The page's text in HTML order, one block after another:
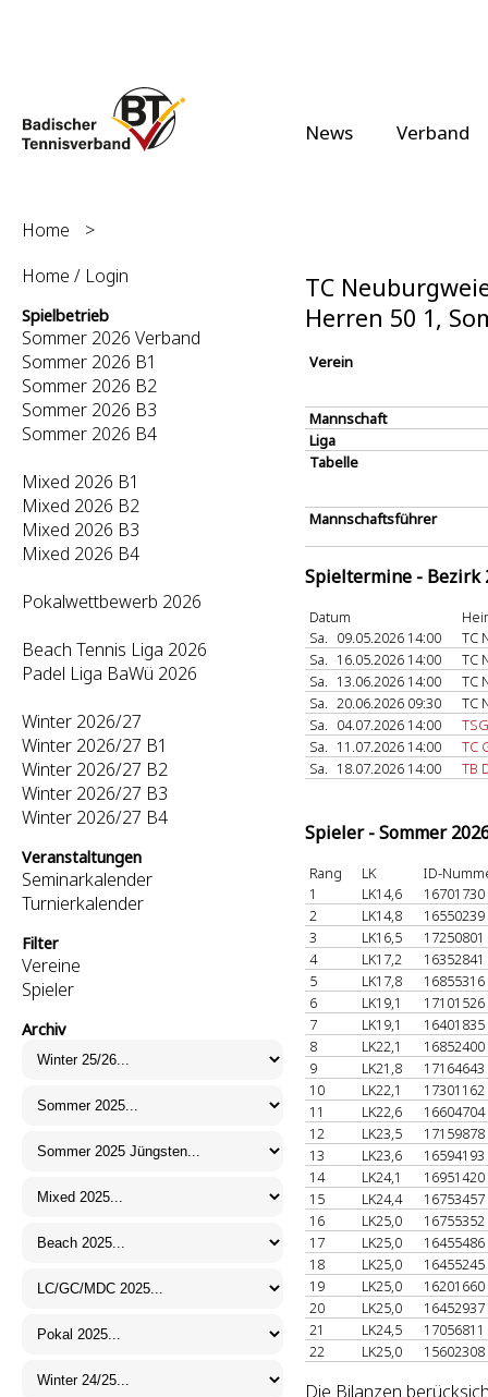
News Verband
Home
>
Home / Login
Spielbetrieb
Sommer 2026 Verband
Sommer 2026 B1
Sommer 2026 B2
Sommer 2026 B3
Sommer 2026 B4
Mixed 2026 B1
Mixed 2026 B2
Mixed 2026 B3
Mixed 2026 B4
Pokalwettbewerb 2026
Beach Tennis Liga 2026
Padel Liga BaWü 2026
Winter 2026/27
Winter 2026/27 B1
Winter 2026/27 B2
Winter 2026/27 B3
Winter 2026/27 B4
Veranstaltungen
Seminarkalender
Turnierkalender
Filter
Vereine
Spieler
Archiv
TC
Herren 50 1,
Verein
Mannschaft
Liga
Tabelle
Mannschaftsführer
Spieltermine - Bezirk
Datum
Sa. 09.05.2026 14:00
TC
Sa. 16.05.2026 14:00
TC
Sa. 13.06.2026 14:00
TC
Sa. 20.06.2026 09:30
TC
Sa. 04.07.2026 14:00
Sa. 11.07.2026 14:00
TC
Sa. 18.07.2026 14:00 TB
Spieler - Sommer
Rang LK
ID-
1
LK14,6
16701730
2
LK14,8
16550239
3
LK16,5
17250801
4
LK17,2
16352841
5
LK17,8
16855316
6
LK19,1
17101526
7
LK19,1
16401835
8
LK22,1
16852400
9
LK21,8
17164643
10
LK22,1
17301162
11
LK22,6
16604704
12
LK23,5
17159878
13
LK23,6
16594193
14
LK24,1
16951420
15
LK24,4
16753457
16
LK25,0
16755352
17
LK25,0
16455486
18
LK25,0
16455245
19
LK25,0
16201660
20
LK25,0
16452937
21
LK24,5
17056811
22
LK25,0 15602308
Die Bilanzen